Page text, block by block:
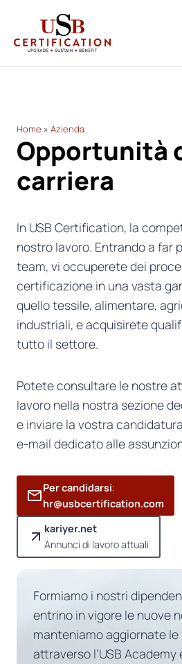
contenuto
Home » Azienda
Opportunità
carriera
In USB Certification, la
nostro lavoro. Entrando a far
team, vi occuperete dei
certificazione in una vasta
quello tessile, alimentare,
industriali, e acquisirete
tutto il settore.
Potete consultare le nostre
lavoro nella nostra sezione
e inviare la vostra
e-mail dedicato alle
Per candidarsi:
hr@usbcertification.com
kariyer.net
Annunci di lavoro attuali
Formiamo i nostri
entrino in vigore le nuove
manteniamo aggiornate
attraverso l’USB Academy